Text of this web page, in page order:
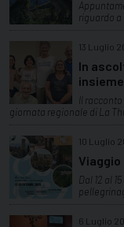
riguardo
13 Luglio
In
insieme
Il
giornata regionale di La
10 Luglio
Dal 12 al
6 Luglio